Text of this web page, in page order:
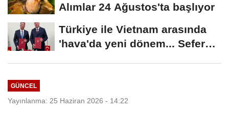
Alımlar 24 Ağustos'ta başlıyor
Türkiye ile Vietnam arasında
'hava'da yeni dönem... Sefer
GÜNCEL
Yayınlanma: 25 Haziran 2026 - 14:22